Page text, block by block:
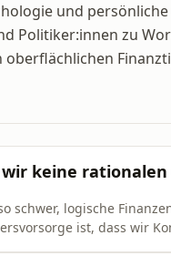
und
Politiker:innen zu
wir keine
schwer, logische
ist, dass wir